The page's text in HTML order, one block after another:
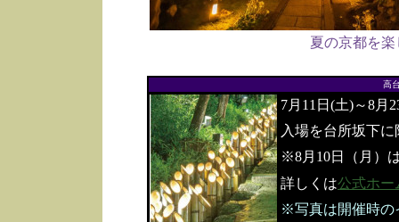
夏の京都を
高
7月11日(土)～8月
入場を台所坂下
※8月10日（月）
詳しくは公式ホー
※写真は開催時の